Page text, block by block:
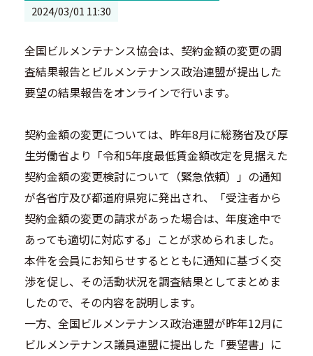
2024/03/01 11:30
全国ビルメンテナンス協会は、契約金額の変更の調
査結果報告とビルメンテナンス政治連盟が提出した
要望の結果報告をオンラインで行います。
契約金額の変更については、昨年8月に総務省及び厚
生労働省より「令和5年度最低賃金額改定を見据えた
契約金額の変更検討について（緊急依頼）」の通知
が各省庁及び都道府県宛に発出され、「受注者から
契約金額の変更の請求があった場合は、年度途中で
あっても適切に対応する」ことが求められました。
本件を会員にお知らせするとともに通知に基づく交
渉を促し、その活動状況を調査結果としてまとめま
したので、その内容を説明します。
一方、全国ビルメンテナンス政治連盟が昨年12月に
ビルメンテナンス議員連盟に提出した「要望書」に